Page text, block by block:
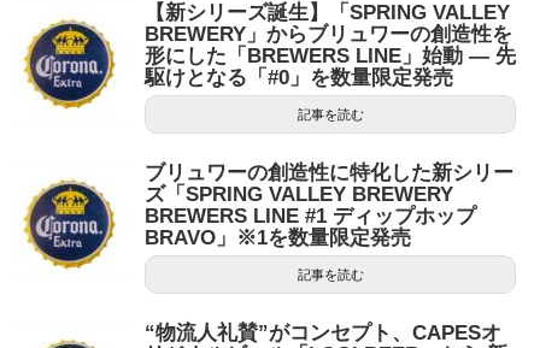
【新シリーズ誕生】「SPRING VALLEY
BREWERY」からブリュワーの創造性を
形にした「BREWERS LINE」始動 ― 先
駆けとなる「#0」を数量限定発売
記事を読む
ブリュワーの創造性に特化した新シリー
ズ「SPRING VALLEY BREWERY
BREWERS LINE #1 ディップホップ
BRAVO」※1を数量限定発売
記事を読む
“物流人礼賛”がコンセプト、CAPESオ